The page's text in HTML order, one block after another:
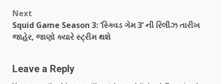
Next
Squid Game Season 3: ‘સ્ક્વિડ ગેમ 3’ ની રિલીઝ તારીખ
જાહેર, જાણો ક્યારે સ્ટ્રીમ થશે
Leave a Reply